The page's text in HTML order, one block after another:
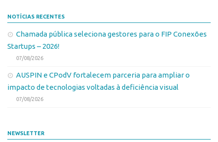
Patentes
Marcas
Cultivares
Desenho Industrial
Buscar Anterioridade
Portal do Inventor
NOTÍCIAS RECENTES
Chamada pública seleciona gestores para o FIP Conexões
Startups – 2026!
07/08/2026
AUSPIN e CPodV fortalecem parceria para ampliar o
impacto de tecnologias voltadas à deficiência visual
07/08/2026
NEWSLETTER